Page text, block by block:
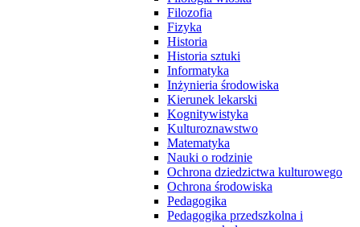
Filozofia
Fizyka
Historia
Historia sztuki
Informatyka
Inżynieria środowiska
Kierunek lekarski
Kognitywistyka
Kulturoznawstwo
Matematyka
Nauki o rodzinie
Ochrona dziedzictwa kulturowego
Ochrona środowiska
Pedagogika
Pedagogika przedszkolna i